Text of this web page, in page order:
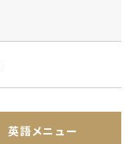
英語メニュー